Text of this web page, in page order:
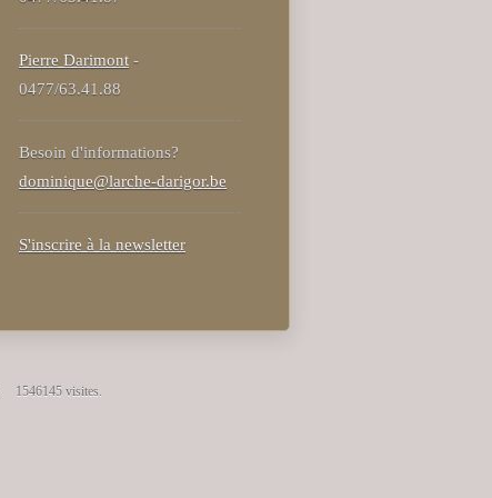
Pierre Darimont -
0477/63.41.88
Besoin d'informations?
dominique@larche-darigor.be
S'inscrire à la newsletter
1546145 visites.